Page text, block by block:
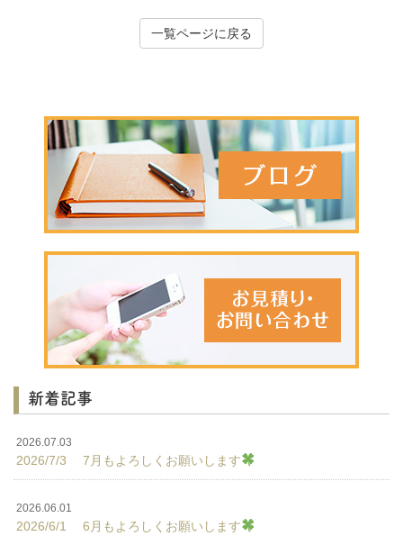
一覧ページに戻る
新着記事
2026.07.03
2026/7/3 7月もよろしくお願いします
2026.06.01
2026/6/1 6月もよろしくお願いします